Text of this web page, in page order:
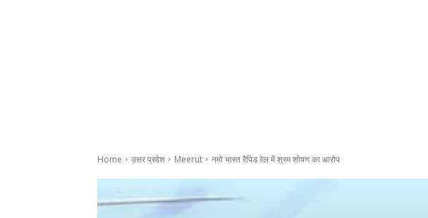
Home उत्तर प्रदेश Meerut नमो भारत रैपिड रेल में श्रम शोषण का आरोप